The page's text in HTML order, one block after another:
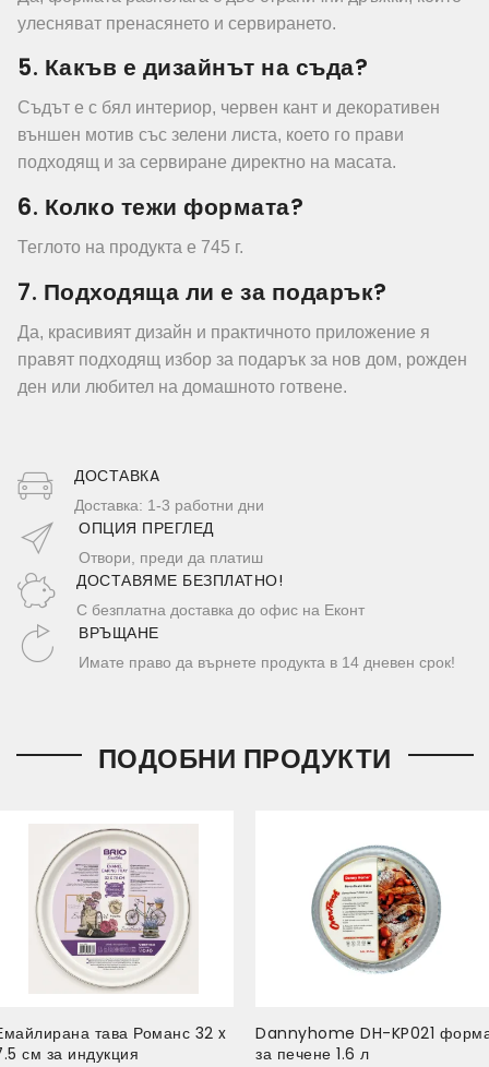
улесняват пренасянето и сервирането.
5. Какъв е дизайнът на съда?
Съдът е с бял интериор, червен кант и декоративен
външен мотив със зелени листа, което го прави
подходящ и за сервиране директно на масата.
6. Колко тежи формата?
Теглото на продукта е 745 г.
7. Подходяща ли е за подарък?
Да, красивият дизайн и практичното приложение я
правят подходящ избор за подарък за нов дом, рожден
ден или любител на домашното готвене.
ДОСТАВКA
Доставка: 1-3 работни дни
ОПЦИЯ ПРЕГЛЕД
Отвори, преди да платиш
ДОСТАВЯМЕ БЕЗПЛАТНО!
С безплатна доставка до офис на Еконт
ВРЪЩАНЕ
Имате право да върнете продукта в 14 дневен срок!
ПОДОБНИ ПРОДУКТИ
тава Романс 32 x
см за индукция
Dannyhome DH-KP021
за печене 1.6 л